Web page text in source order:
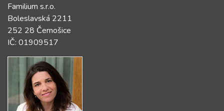
Familium s.r.o.
Boleslavská 2211
252 28 Černošice
IČ: 01909517